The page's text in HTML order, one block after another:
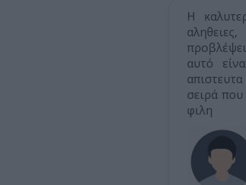
Η
αυτό
σειρά
φιλη